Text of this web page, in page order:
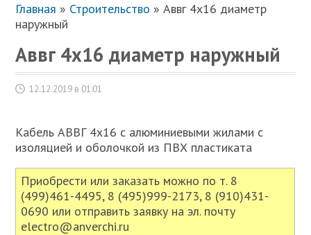
Главная » Строительство »Аввг 4х16 диаметр
наружный
Аввг 4х16 диаметр наружный
12.12.2019 в 01:01
Кабель АВВГ 4х16 с алюминиевыми жилами с
изоляцией и оболочкой из ПВХ пластиката
Приобрести или заказать можно по т. 8
(499)461-4495, 8 (495)999-2173, 8 (910)431-
0690 или отправить заявку на эл. почту
electro@anverchi.ru